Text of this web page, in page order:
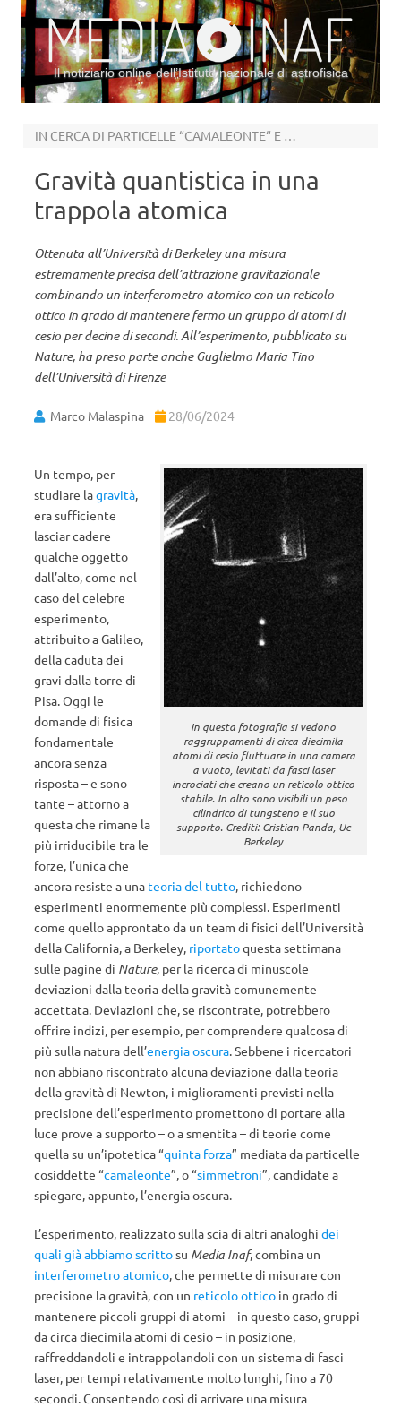
Il notiziario online dell’Istituto nazionale di astrofisica
IN CERCA DI PARTICELLE “CAMALEONTE“ E DELLA NATURA DELL’ENERGIA OSCURA
Gravità quantistica in una
trappola atomica
Ottenuta all’Università di Berkeley una misura
estremamente precisa dell’attrazione gravitazionale
combinando un interferometro atomico con un reticolo
ottico in grado di mantenere fermo un gruppo di atomi di
cesio per decine di secondi. All’esperimento, pubblicato su
Nature, ha preso parte anche Guglielmo Maria Tino
dell’Università di Firenze
Marco Malaspina 28/06/2024
In questa fotografia si vedono
raggruppamenti di circa diecimila
atomi di cesio fluttuare in una camera
a vuoto, levitati da fasci laser
incrociati che creano un reticolo ottico
stabile. In alto sono visibili un peso
cilindrico di tungsteno e il suo
supporto. Crediti: Cristian Panda, Uc
Berkeley
Un tempo, per
studiare lagravità,
era sufficiente
lasciar cadere
qualche oggetto
dall’alto, come nel
caso del celebre
esperimento,
attribuito a Galileo,
della caduta dei
gravi dalla torre di
Pisa. Oggi le
domande di fisica
fondamentale
ancora senza
risposta – e sono
tante – attorno a
questa che rimane la
più irriducibile tra le
forze, l’unica che
ancora resiste a una teoria del tutto, richiedono
esperimenti enormemente più complessi. Esperimenti
come quello approntato da un team di fisici dell’Università
della California, a Berkeley, riportatoquesta settimana
sulle pagine di Nature, per la ricerca di minuscole
deviazioni dalla teoria della gravità comunemente
accettata. Deviazioni che, se riscontrate, potrebbero
offrire indizi, per esempio, per comprendere qualcosa di
più sulla natura dell’energia oscura. Sebbene i ricercatori
non abbiano riscontrato alcuna deviazione dalla teoria
della gravità di Newton, i miglioramenti previsti nella
precisione dell’esperimento promettono di portare alla
luce prove a supporto – o a smentita – di teorie come
quella su un’ipotetica “quinta forza” mediata da particelle
cosiddette “camaleonte”, o “simmetroni”, candidate a
spiegare, appunto, l’energia oscura.
L’esperimento, realizzato sulla scia di altri analoghi dei
quali già abbiamo scrittosu Media Inaf, combina un
interferometro atomico, che permette di misurare con
precisione la gravità, con un reticolo ottico in grado di
mantenere piccoli gruppi di atomi – in questo caso, gruppi
da circa diecimila atomi di cesio – in posizione,
raffreddandoli e intrappolandoli con un sistema di fasci
laser, per tempi relativamente molto lunghi, fino a 70
secondi. Consentendo così di arrivare una misura